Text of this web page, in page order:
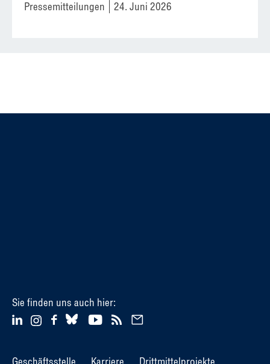
Pressemitteilungen 24. Juni 2026
Sie finden uns auch hier:
Geschäftsstelle Karriere Drittmittelprojekte